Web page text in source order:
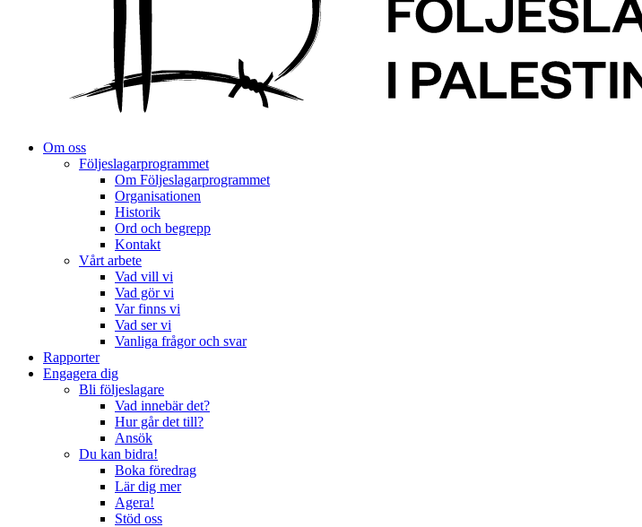
Om oss
Följeslagarprogrammet
Om Följeslagarprogrammet
Organisationen
Historik
Ord och begrepp
Kontakt
Vårt arbete
Vad vill vi
Vad gör vi
Var finns vi
Vad ser vi
Vanliga frågor och svar
Rapporter
Engagera dig
Bli följeslagare
Vad innebär det?
Hur går det till?
Ansök
Du kan bidra!
Boka föredrag
Lär dig mer
Agera!
Stöd oss